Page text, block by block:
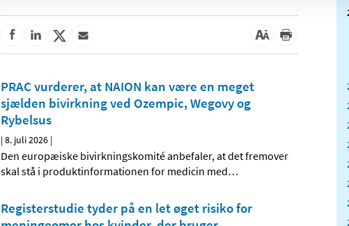
PRAC vurderer, at NAION kan være en meget
sjælden bivirkning ved Ozempic, Wegovy og
Rybelsus
|8. juli 2026 |
Den europæiske bivirkningskomité anbefaler, at det fremover
skal stå i produktinformationen for medicin med…
Registerstudie tyder på en let øget risiko for